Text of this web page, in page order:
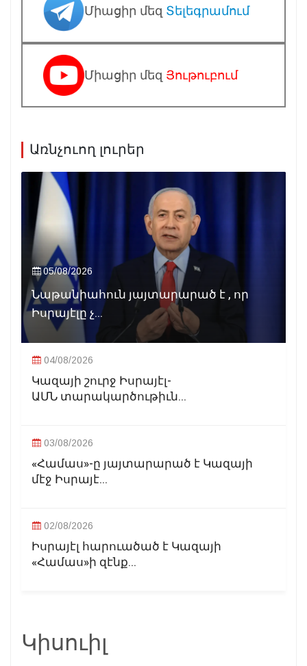
Միացիր մեզ Տելեգրամում
Միացիր մեզ Յութուբում
Առնչուող լուրեր
05/08/2026
Նաթանիահուն յայտարարած է , որ
Իսրայէլը չ...
04/08/2026
Կազայի շուրջ Իսրայէլ-
ԱՄՆ տարակարծութիւն...
03/08/2026
«Համաս»-ը յայտարարած է Կազայի
մէջ Իսրայէ...
02/08/2026
Իսրայէլ հարուածած է Կազայի
«Համաս»ի զէնք...
Կիսուիլ